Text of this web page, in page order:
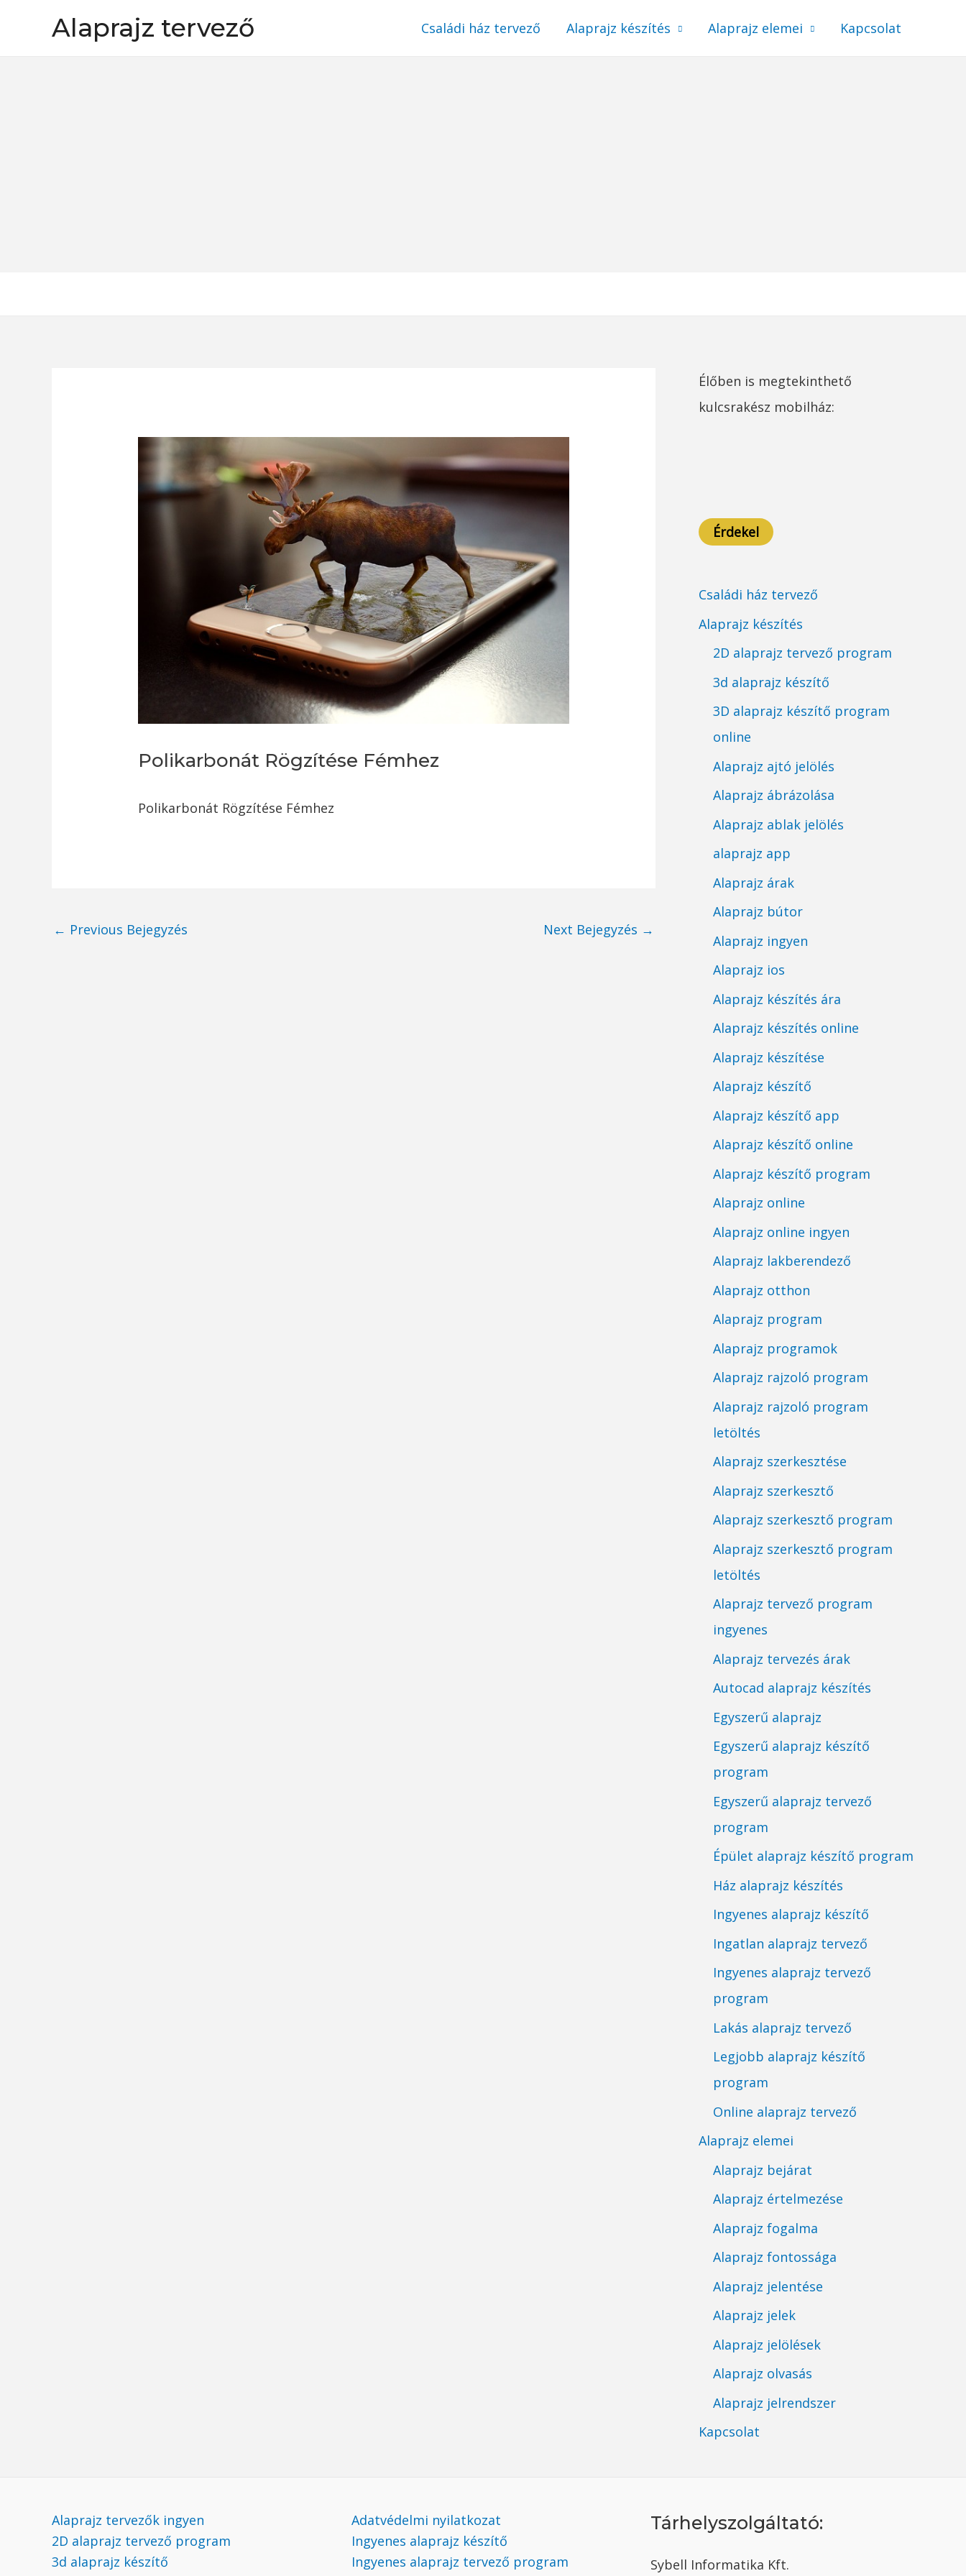
Alaprajz tervező Családi ház tervező Alaprajz készítés Alaprajz elemei Kapcsolat
Polikarbonát Rögzítése Fémhez
Polikarbonát Rögzítése Fémhez
Post
← Previous Bejegyzés Next Bejegyzés →
Élőben is megtekinthető
kulcsrakész mobilház:
Érdekel
Családi ház tervező
Alaprajz készítés
2D alaprajz tervező program
3d alaprajz készítő
3D alaprajz készítő program
online
Alaprajz ajtó jelölés
Alaprajz ábrázolása
Alaprajz ablak jelölés
alaprajz app
Alaprajz árak
Alaprajz bútor
Alaprajz ingyen
Alaprajz ios
Alaprajz készítés ára
Alaprajz készítés online
Alaprajz készítése
Alaprajz készítő
Alaprajz készítő app
Alaprajz készítő online
Alaprajz készítő program
Alaprajz online
Alaprajz online ingyen
Alaprajz lakberendező
Alaprajz otthon
Alaprajz program
Alaprajz programok
Alaprajz rajzoló program
Alaprajz rajzoló program
letöltés
Alaprajz szerkesztése
Alaprajz szerkesztő
Alaprajz szerkesztő program
Alaprajz szerkesztő program
letöltés
Alaprajz tervező program
ingyenes
Alaprajz tervezés árak
Autocad alaprajz készítés
Egyszerű alaprajz
Egyszerű alaprajz készítő
program
Egyszerű alaprajz tervező
program
Épület alaprajz készítő program
Ház alaprajz készítés
Ingyenes alaprajz készítő
Ingatlan alaprajz tervező
Ingyenes alaprajz tervező
program
Lakás alaprajz tervező
Legjobb alaprajz készítő
program
Online alaprajz tervező
Alaprajz elemei
Alaprajz bejárat
Alaprajz értelmezése
Alaprajz fogalma
Alaprajz fontossága
Alaprajz jelentése
Alaprajz jelek
Alaprajz jelölések
Alaprajz olvasás
Alaprajz jelrendszer
Kapcsolat
Alaprajz tervezők ingyen
2D alaprajz tervező program
3d alaprajz készítő
Adatvédelmi nyilatkozat
Ingyenes alaprajz készítő
Ingyenes alaprajz tervező program
Tárhelyszolgáltató:
Sybell Informatika Kft.